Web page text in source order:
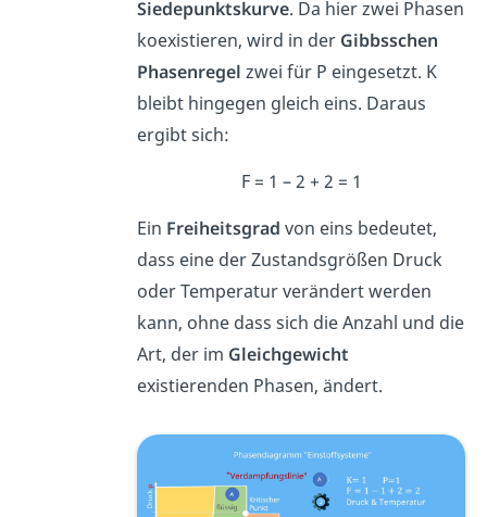
Siedepunktskurve. Da hier zwei Phasen
koexistieren, wird in der Gibbsschen
Phasenregel zwei für P eingesetzt. K
bleibt hingegen gleich eins. Daraus
ergibt sich:
F = 1 – 2 + 2 = 1
Ein Freiheitsgrad von eins bedeutet,
dass eine der Zustandsgrößen Druck
oder Temperatur verändert werden
kann, ohne dass sich die Anzahl und die
Art, der im Gleichgewicht
existierenden Phasen, ändert.